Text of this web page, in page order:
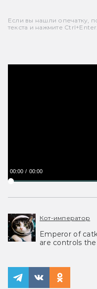
Если вы нашли опечатку,
текста и нажмите Ctrl+Enter.
00:00 00:00
Кот-император
Emperor of
are controls